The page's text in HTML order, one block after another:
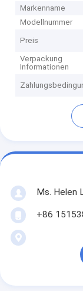
Markenname
Modellnummer
Preis
Verpackung
Informationen
Ms. Helen
+86